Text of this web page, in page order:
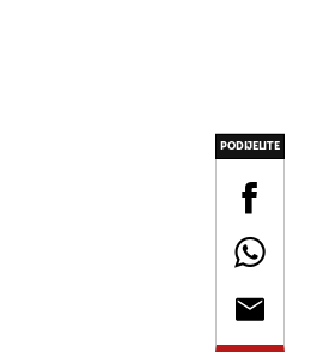
PODIJELITE